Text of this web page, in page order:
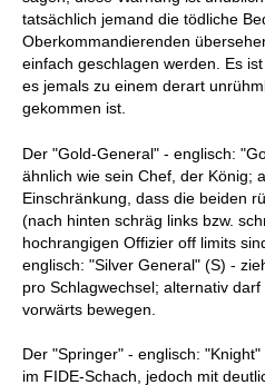
tatsächlich jemand die tödliche
Oberkommandierenden
einfach geschlagen werden. Es
es jemals zu einem derart
gekommen ist.
Der "Gold-General" - englisch:
ähnlich wie sein Chef, der König;
Einschränkung, dass die beiden
(nach hinten schräg links bzw.
hochrangigen Offizier off limits
englisch: "Silver General" (S) -
pro Schlagwechsel; alternativ
vorwärts bewegen.
Der "Springer" - englisch:
im FIDE-Schach, jedoch mit